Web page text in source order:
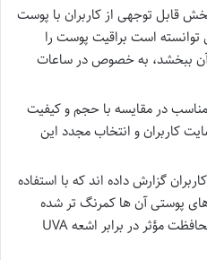
قابل توجهی از کاربران با پوست
است براقیت پوست را
آن ببخشد، به خصوص در ساعات
در مقایسه با حجم و کیفیت
کاربران و انتخاب مجدد این
گزارش داده اند که با استفاده
پوستی آن ها کمرنگ تر شده
است، که می تواند ناشی از محافظت مؤثر در برابر اشعه UVA